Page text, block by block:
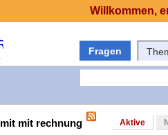
Fragen
mit rechnung Aktive
Willkommen,